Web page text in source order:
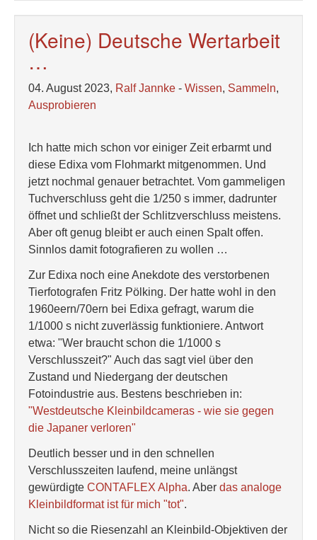
(Keine) Deutsche Wertarbeit
…
04. August 2023, Ralf Jannke - Wissen, Sammeln,
Ausprobieren
Ich hatte mich schon vor einiger Zeit erbarmt und
diese Edixa vom Flohmarkt mitgenommen. Und
jetzt nochmal genauer betrachtet. Vom gammeligen
Tuchverschluss geht die 1/250 s immer, dadrunter
öffnet und schließt der Schlitzverschluss meistens.
Aber oft genug bleibt er auch einen Spalt offen.
Sinnlos damit fotografieren zu wollen …
Zur Edixa noch eine Anekdote des verstorbenen
Tierfotografen Fritz Pölking. Der hatte wohl in den
1960eern/70ern bei Edixa gefragt, warum die
1/1000 s nicht zuverlässig funktioniere. Antwort
etwa: "Wer braucht schon die 1/1000 s
Verschlusszeit?" Auch das sagt viel über den
Zustand und Niedergang der deutschen
Fotoindustrie aus. Bestens beschrieben in:
"Westdeutsche Kleinbildcameras - wie sie gegen
die Japaner verloren"
Deutlich besser und in den schnellen
Verschlusszeiten laufend, meine unlängst
gewürdigte CONTAFLEX Alpha. Aber das analoge
Kleinbildformat ist für mich "tot".
Nicht so die Riesenzahl an Kleinbild-Objektiven der